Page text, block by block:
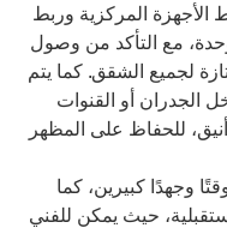
الأجهزة المركزية وربط
مع التأكد من وصول
لجميع الشقق. كما يتم
الجدران أو القنوات
للحفاظ على المظهر
وجهدًا كبيرين، كما
حيث يمكن للفني